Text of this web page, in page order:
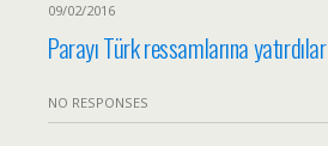
09/02/2016
Parayı Türk ressamlarına yatırdılar
NO RESPONSES